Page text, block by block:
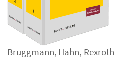
Bruggmann, Hahn, Rexroth